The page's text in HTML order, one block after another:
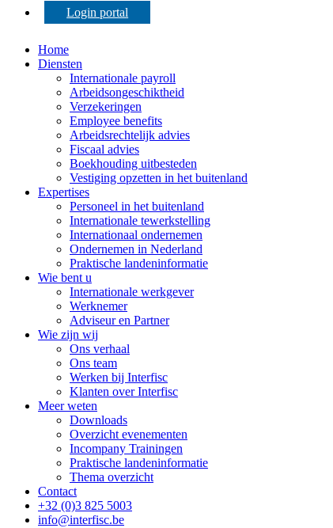
Login portal
Home
Diensten
Internationale payroll
Arbeidsongeschiktheid
Verzekeringen
Employee benefits
Arbeidsrechtelijk advies
Fiscaal advies
Boekhouding uitbesteden
Vestiging opzetten in het buitenland
Expertises
Personeel in het buitenland
Internationale tewerkstelling
Internationaal ondernemen
Ondernemen in Nederland
Praktische landeninformatie
Wie bent u
Internationale werkgever
Werknemer
Adviseur en Partner
Wie zijn wij
Ons verhaal
Ons team
Werken bij Interfisc
Klanten over Interfisc
Meer weten
Downloads
Overzicht evenementen
Incompany Trainingen
Praktische landeninformatie
Thema overzicht
Contact
+32 (0)3 825 5003
info@interfisc.be